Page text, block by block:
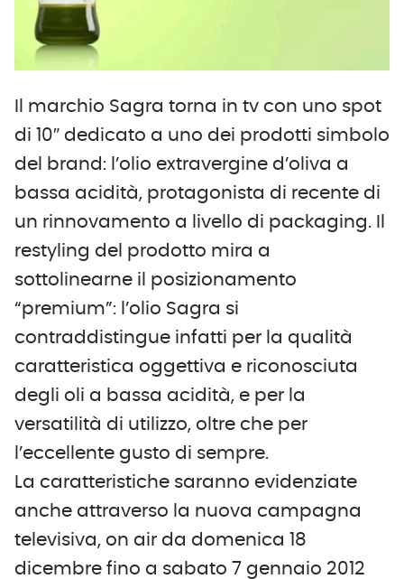
Il marchio Sagra torna in tv con uno spot
di 10″ dedicato a uno dei prodotti simbolo
del brand: l’olio extravergine d’oliva a
bassa acidità, protagonista di recente di
un rinnovamento a livello di packaging. Il
restyling del prodotto mira a
sottolinearne il posizionamento
“premium”: l’olio Sagra si
contraddistingue infatti per la qualità
caratteristica oggettiva e riconosciuta
degli oli a bassa acidità, e per la
versatilità di utilizzo, oltre che per
l’eccellente gusto di sempre.
La caratteristiche saranno evidenziate
anche attraverso la nuova campagna
televisiva, on air da domenica 18
dicembre fino a sabato 7 gennaio 2012